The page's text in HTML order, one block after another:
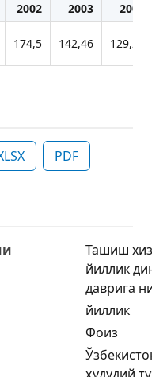
2002 2003
2004
174,5 142,46 129,27
PDF
Ташиш
йиллик
даврига
йиллик
Фоиз